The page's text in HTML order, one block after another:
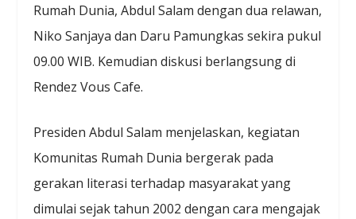
Rumah Dunia, Abdul Salam dengan dua relawan,
Niko Sanjaya dan Daru Pamungkas sekira pukul
09.00 WIB. Kemudian diskusi berlangsung di
Rendez Vous Cafe.
Presiden Abdul Salam menjelaskan, kegiatan
Komunitas Rumah Dunia bergerak pada
gerakan literasi terhadap masyarakat yang
dimulai sejak tahun 2002 dengan cara mengajak